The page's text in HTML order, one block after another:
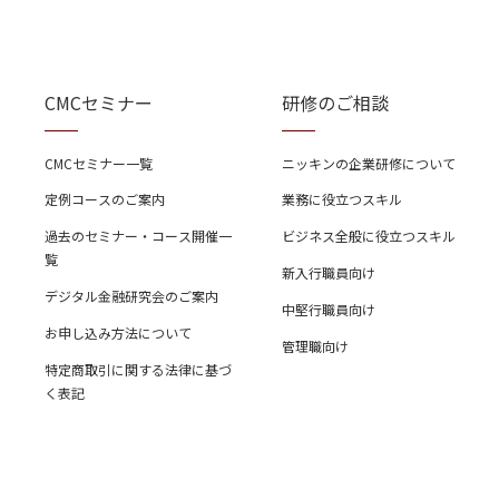
CMCセミナー
CMCセミナー一覧
定例コースのご案内
過去のセミナー・コース開催一
覧
デジタル金融研究会のご案内
お申し込み方法について
特定商取引に関する法律に基づ
く表記
研修のご相談
ニッキンの企業研修について
業務に役立つスキル
ビジネス全般に役立つスキル
新入行職員向け
中堅行職員向け
管理職向け